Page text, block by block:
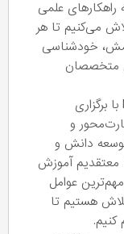
راهکارهای علمی
می‌کنیم تا هر
خودشناسی
متخصصان
در کنار خدمات درمانی، آکادمی دکتر Med با برگزاری
و
دانش و
معتقدیم آموزش
عوامل
هستیم تا